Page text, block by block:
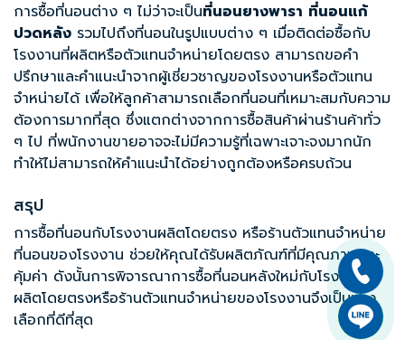
การซื้อที่นอนต่าง ๆ ไม่ว่าจะเป็นที่นอนยางพารา ที่นอนแก้
ปวดหลัง รวมไปถึงที่นอนในรูปแบบต่าง ๆ เมื่อติดต่อซื้อกับ
โรงงานที่ผลิตหรือตัวแทนจำหน่ายโดยตรง สามารถขอคำ
ปรึกษาและคำแนะนำจากผู้เชี่ยวชาญของโรงงานหรือตัวแทน
จำหน่ายได้ เพื่อให้ลูกค้าสามารถเลือกที่นอนที่เหมาะสมกับความ
ต้องการมากที่สุด ซึ่งแตกต่างจากการซื้อสินค้าผ่านร้านค้าทั่ว
ๆ ไป ที่พนักงานขายอาจจะไม่มีความรู้ที่เฉพาะเจาะจงมากนัก
ทำให้ไม่สามารถให้คำแนะนำได้อย่างถูกต้องหรือครบถ้วน
สรุป
การซื้อที่นอนกับโรงงานผลิตโดยตรง หรือร้านตัวแทนจำหน่าย
ที่นอนของโรงงาน ช่วยให้คุณได้รับผลิตภัณฑ์ที่มีคุณภาพและ
คุ้มค่า ดังนั้นการพิจารณาการซื้อที่นอนหลังใหม่กับโรงงาน
ผลิตโดยตรงหรือร้านตัวแทนจำหน่ายของโรงงานจึงเป็นทาง
เลือกที่ดีที่สุด